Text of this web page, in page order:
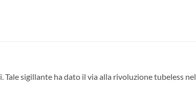
sigillante ha dato il via alla rivoluzione tubeless nel